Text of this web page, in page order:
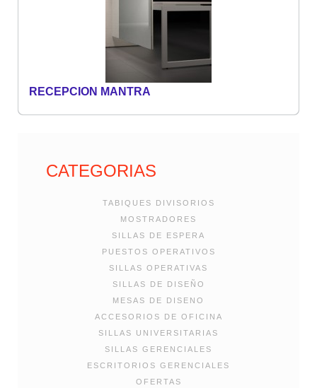
RECEPCION MANTRA
CATEGORIAS
TABIQUES DIVISORIOS
MOSTRADORES
SILLAS DE ESPERA
PUESTOS OPERATIVOS
SILLAS OPERATIVAS
SILLAS DE DISEÑO
MESAS DE DISENO
ACCESORIOS DE OFICINA
SILLAS UNIVERSITARIAS
SILLAS GERENCIALES
ESCRITORIOS GERENCIALES
OFERTAS